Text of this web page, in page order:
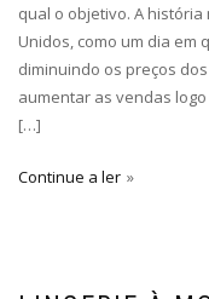
qual o objetivo. A
Unidos, como um dia
diminuindo os preços
aumentar as vendas
[…]
Continue a ler